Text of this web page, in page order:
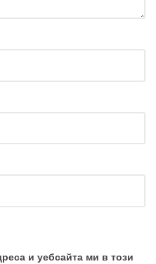
и уебсайта ми в този